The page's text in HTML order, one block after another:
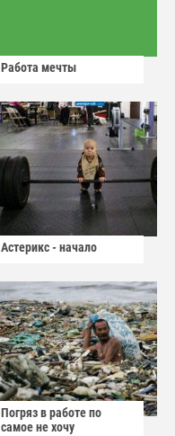
Работа мечты
Астерикс - начало
Погряз в работе по
самое не хочу